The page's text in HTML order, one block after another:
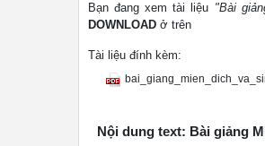
Bạn đang xem tài liệu "Bài
DOWNLOAD ở trên
Tài liệu đính kèm:
Nội dung text: Bài giảng